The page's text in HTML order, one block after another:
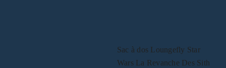
Sac à dos Loungefly Star
Wars La Revanche Des Sith